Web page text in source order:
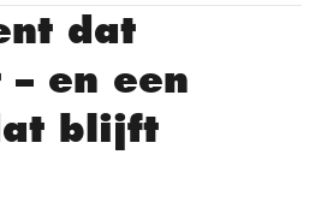
dat
en een
blijft